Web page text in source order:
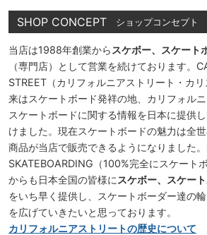
SHOP CONCEPT ショップコンセプト
当店は1988年創業から スケボー、スケート
（専門店）として営業を続けております。
STREET（カリフォルニアストリート・カ
来はスケートボード発祥の地、カリフォル
スケートボードに関する情報を日本に提供
けました。現在スケートボードの魅力は全
商品が当店で販売できるようになりました
SKATEBOARDING（100%完全にスケート
からも日本全国の皆様に スケボー、スケー
をいち早く提供し、スケートボーダー達の
を広げていきたいと思っております。
カリフォルニアストリートの歴史について